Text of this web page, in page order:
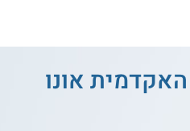
אונו